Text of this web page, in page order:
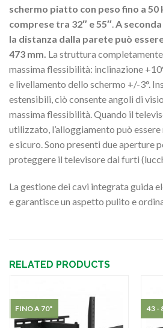
schermo piatto con peso fino a 50
comprese tra 32″ e 55″ A
la distanza dalla parete può
473 mm. La struttura
massima flessibilità: inclinazione
e livellamento dello schermo +/-3°.
estensibili, ciò consente angoli di
massima flessibilità. Quando il
utilizzato, l’alloggiamento può
e sicuro. Sono presenti due aperture
proteggere il televisore dai furti
La gestione dei cavi integrata guida
e garantisce un aspetto pulito e
RELATED PRODUCTS
FINO A 70" 43 -